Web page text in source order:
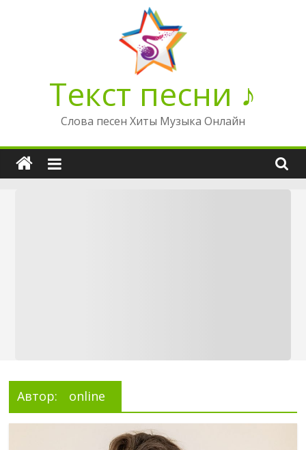
Текст песни ♪
Слова песен Хиты Музыка Онлайн
Автор: online